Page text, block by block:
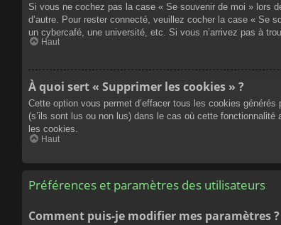
Si vous ne cochez pas la case « Se souvenir de moi » lors
d’autre. Pour rester connecté, veuillez cocher la case « Se
un cybercafé, une université, etc. Si vous n’arrivez pas à
Haut
À quoi sert « Supprimer les cookies » ?
Cette option vous permet d’effacer tous les cookies
(s’ils sont lus ou non lus) dans le cas où cette
les cookies.
Haut
Préférences et paramètres des utilisateurs
Comment puis-je modifier mes paramètres ?